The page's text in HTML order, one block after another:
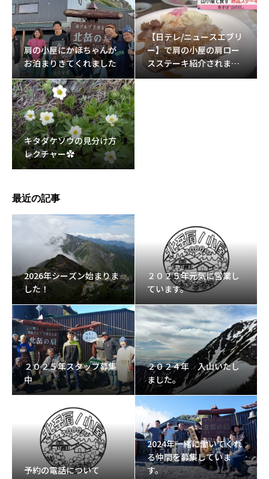
肩の小屋にかほちゃんが
お泊まりきてくれました
【日テレ/ニュースエブリ
ー】で肩の小屋の肩ロー
スステーキ紹介されまし
た。
キタダケソウの見分け方
レクチャー✿
最近の記事
2026年シーズン始まりま
した！
２０２５年元気に営業し
ています。
２０２５年スタッフ募集
中
２０２４年 入山いたし
ました。
予約の電話について
2024年一緒に働いてくれ
る仲間を募集していま
す。